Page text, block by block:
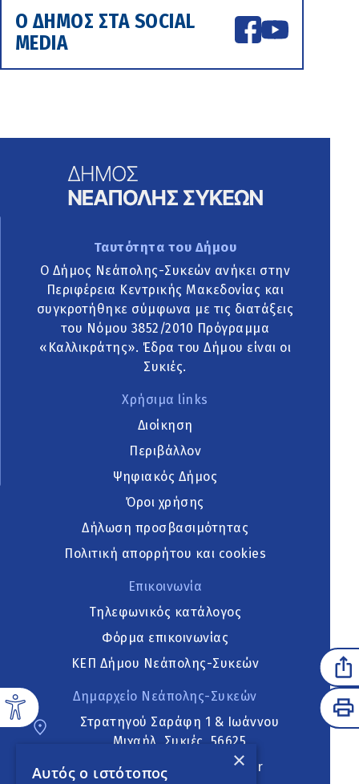
Ο ΔΗΜΟΣ ΣΤΑ SOCIAL
MEDIA
Ταυτότητα του Δήμου
Ο Δήμος Νεάπολης-Συκεών ανήκει στην
Περιφέρεια Κεντρικής Μακεδονίας και
συγκροτήθηκε σύμφωνα με τις διατάξεις
του Νόμου 3852/2010 Πρόγραμμα
«Καλλικράτης». Έδρα του Δήμου είναι οι
Συκιές.
Χρήσιμα links
Διοίκηση
Περιβάλλον
Ψηφιακός Δήμος
Όροι χρήσης
Δήλωση προσβασιμότητας
Πολιτική απορρήτου και cookies
Επικοινωνία
Τηλεφωνικός κατάλογος
Φόρμα επικοινωνίας
ΚΕΠ Δήμου Νεάπολης-Συκεών
Δημαρχείο Νεάπολης-Συκεών
Στρατηγού Σαράφη 1 & Ιωάννου
Μιχαήλ, Συκιές, 56625
neapoli.sykies@ddt.gov.gr
×
Αυτός ο ιστότοπος